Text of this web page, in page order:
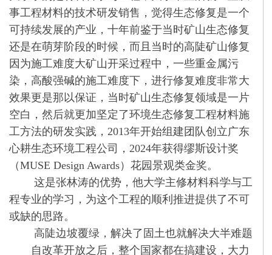
事工程材料的技术研发销售，觉得生态修复是一个
可持续发展的产业，十年前鉴于当时矿山生态修复
还是在萌芽阶段的时候，而且当时的高陡矿山修复
因为施工难度大矿山开采过程中，一些重金属污
染，高酸强碱的施工难度下，进行修复难度非常大
效果更是那以保证，当时矿山生态修复领域是一片
空白，然后就更加坚定了环境生态修复工程材料施
工方法的研发实践，2013年开始组建团队创立广东
心耕生态环境工程公司，2024年获得缪斯设计奖
（MUSE Design Awards）花园景观类金奖。
这是张林涛的优势，他大学主修材料科学与工
程专业的学习，为这个工程的顺利推进提供了不可
或缺的思路。
高陡边坡覆绿，解决了固土也就解决大半难题
自改革开放之后，整个国家都在搞建设，大力